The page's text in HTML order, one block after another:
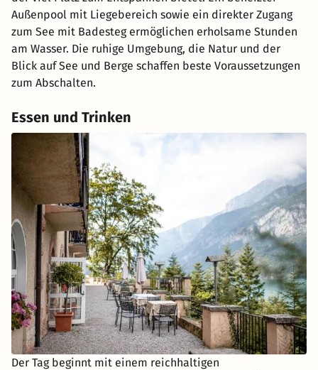
Außenpool mit Liegebereich sowie ein direkter Zugang
zum See mit Badesteg ermöglichen erholsame Stunden
am Wasser. Die ruhige Umgebung, die Natur und der
Blick auf See und Berge schaffen beste Voraussetzungen
zum Abschalten.
Essen und Trinken
Der Tag beginnt mit einem reichhaltigen